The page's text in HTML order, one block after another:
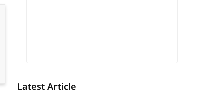
Latest Article